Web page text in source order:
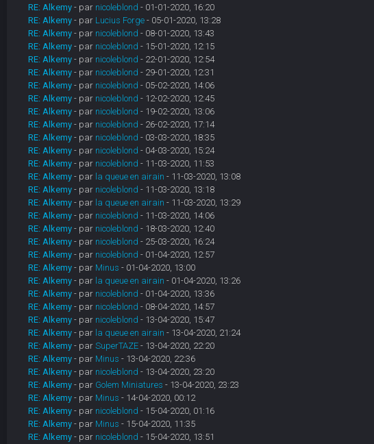
RE: Alkemy - par nicoleblond - 01-01-2020, 16:20
RE: Alkemy - par Lucius Forge- 05-01-2020, 13:28
RE: Alkemy - par nicoleblond - 08-01-2020, 13:43
RE: Alkemy - par nicoleblond - 15-01-2020, 12:15
RE: Alkemy - par nicoleblond - 22-01-2020, 12:54
RE: Alkemy - par nicoleblond - 29-01-2020, 12:31
RE: Alkemy - par nicoleblond - 05-02-2020, 14:06
RE: Alkemy - par nicoleblond - 12-02-2020, 12:45
RE: Alkemy - par nicoleblond - 19-02-2020, 13:06
RE: Alkemy - par nicoleblond - 26-02-2020, 17:14
RE: Alkemy - par nicoleblond - 03-03-2020, 18:35
RE: Alkemy - par nicoleblond - 04-03-2020, 15:24
RE: Alkemy - par nicoleblond - 11-03-2020, 11:53
RE: Alkemy - par la queue en airain - 11-03-2020, 13:08
RE: Alkemy - par nicoleblond - 11-03-2020, 13:18
RE: Alkemy - par la queue en airain - 11-03-2020, 13:29
RE: Alkemy - par nicoleblond - 11-03-2020, 14:06
RE: Alkemy - par nicoleblond - 18-03-2020, 12:40
RE: Alkemy - par nicoleblond - 25-03-2020, 16:24
RE: Alkemy - par nicoleblond - 01-04-2020, 12:57
RE: Alkemy - par Minus - 01-04-2020, 13:00
RE: Alkemy - par la queue en airain - 01-04-2020, 13:26
RE: Alkemy - par nicoleblond - 01-04-2020, 13:36
RE: Alkemy - par nicoleblond - 08-04-2020, 14:57
RE: Alkemy - par nicoleblond - 13-04-2020, 15:47
RE: Alkemy - par la queue en airain - 13-04-2020, 21:24
RE: Alkemy - par SuperTAZE- 13-04-2020, 22:20
RE: Alkemy - par Minus - 13-04-2020, 22:36
RE: Alkemy - par nicoleblond - 13-04-2020, 23:20
RE: Alkemy - par Golem Miniatures - 13-04-2020, 23:23
RE: Alkemy - par Minus - 14-04-2020, 00:12
RE: Alkemy - par nicoleblond - 15-04-2020, 01:16
RE: Alkemy - par Minus - 15-04-2020, 11:35
RE: Alkemy - par nicoleblond - 15-04-2020, 13:51